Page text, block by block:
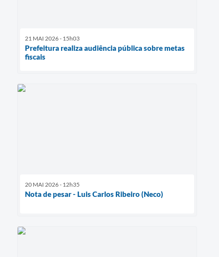
21 MAI 2026 - 15h03
Prefeitura realiza audiência pública sobre metas
fiscais
20 MAI 2026 - 12h35
Nota de pesar - Luis Carlos Ribeiro (Neco)